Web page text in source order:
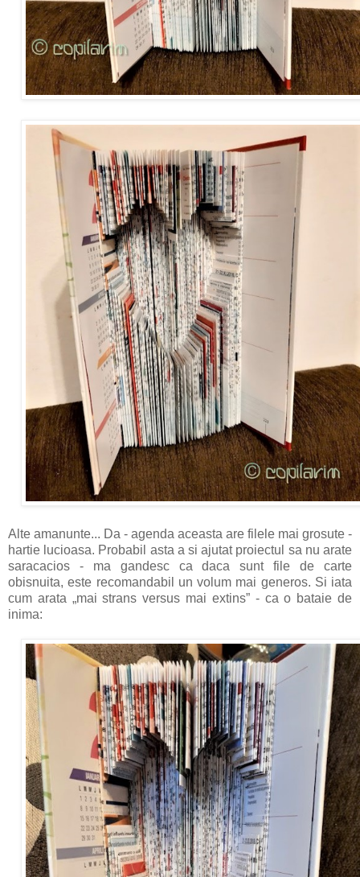
Alte amanunte... Da - agenda aceasta are filele mai grosute -
hartie lucioasa. Probabil asta a si ajutat proiectul sa nu arate
saracacios - ma gandesc ca daca sunt file de carte
obisnuita, este recomandabil un volum mai generos. Si iata
cum arata „mai strans versus mai extins” - ca o bataie de
inima: